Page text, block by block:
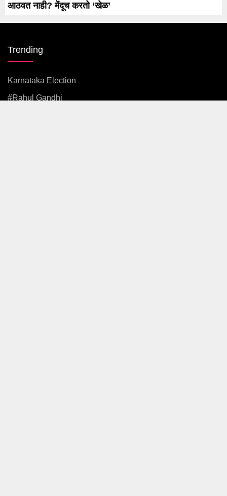
आठवत नाही? मेंदूच करतो ‘खेळ’
Trending
Karnataka Election
#rahul Gandhi